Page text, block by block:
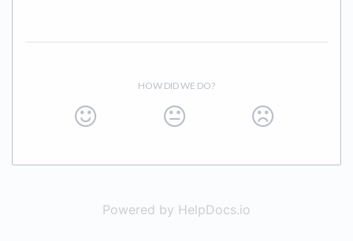
HOW DID WE DO?
Powered by HelpDocs.io